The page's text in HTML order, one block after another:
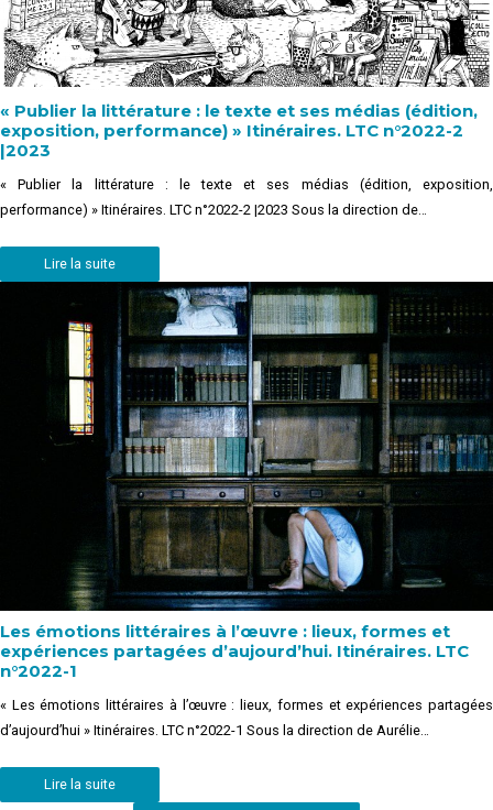
« Publier la littérature : le texte et ses médias (édition,
exposition, performance) » Itinéraires. LTC n°2022-2
|2023
« Publier la littérature : le texte et ses médias (édition, exposition,
performance) » Itinéraires. LTC n°2022-2 |2023 Sous la direction de…
Lire la suite
Les émotions littéraires à l’œuvre : lieux, formes et
expériences partagées d’aujourd’hui. Itinéraires. LTC
n°2022-1
« Les émotions littéraires à l’œuvre : lieux, formes et expériences partagées
d’aujourd’hui » Itinéraires. LTC n°2022-1 Sous la direction de Aurélie…
Lire la suite